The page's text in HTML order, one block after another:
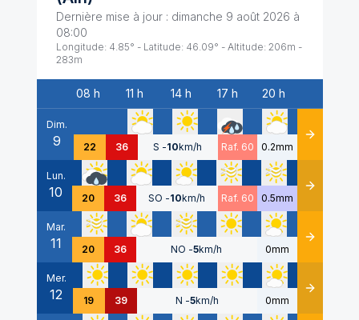
Dernière mise à jour : dimanche 9 août 2026 à
08:00
Longitude: 4.85° - Latitude: 46.09° - Altitude: 206m -
283m
Date
08 h 11 h 14 h 17 h 20 h
Dim.
9 22 36 S -10km/h Raf. 60 0.2mm Détails
Lun.
10 20 36 SO -10km/h Raf. 60 0.5mm Détails
Mar.
11 20 36 NO -5km/h 0mm Détails
Mer.
12 19 39 N -5km/h 0mm Détails